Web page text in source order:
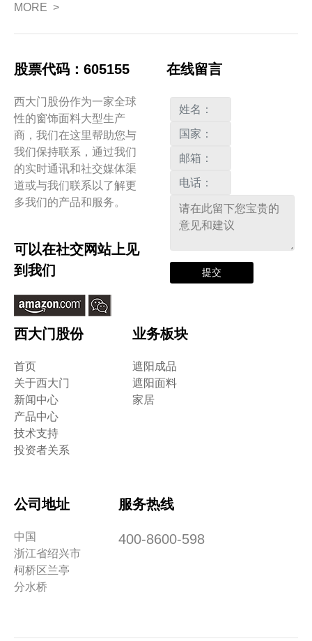
MORE >
股票代码：605155
西大门股份作为一家全球
性的窗饰面料大型生产
商，我们在这里帮助您与
我们保持联系，通过我们
的实时通讯和社交媒体渠
道或与我们联系以了解更
多我们的产品和服务。
可以在社交网站上见
到我们
在线留言
提交
西大门股份
首页
关于西大门
新闻中心
产品中心
技术支持
投资者关系
业务板块
遮阳成品
遮阳面料
家居
公司地址
中国
浙江省绍兴市
柯桥区兰亭
分水桥
服务热线
400-8600-598